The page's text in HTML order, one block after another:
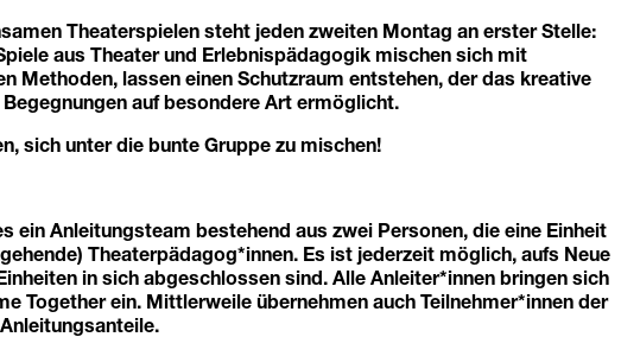
Theaterspielen steht jeden zweiten Montag an erster Stelle:
aus Theater und Erlebnispädagogik mischen sich mit
Methoden, lassen einen Schutzraum entstehen, der das kreative
auf besondere Art ermöglicht.
sich unter die bunte Gruppe zu mischen!
ein Anleitungsteam bestehend aus zwei Personen, die eine Einheit
Theaterpädagog*innen. Es ist jederzeit möglich, aufs Neue
in sich abgeschlossen sind. Alle Anleiter*innen bringen sich
Together ein. Mittlerweile übernehmen auch Teilnehmer*innen der